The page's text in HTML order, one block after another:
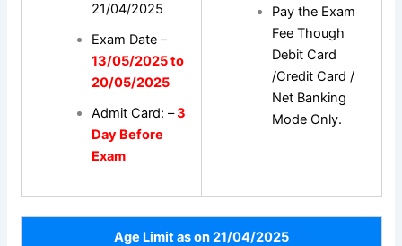
21/04/2025
Exam Date –
13/05/2025 to
20/05/2025
Admit Card: –3
Day Before
Exam
Pay the Exam
Fee Though
Debit Card
/Credit Card /
Net Banking
Mode Only.
Age Limit as on 21/04/2025